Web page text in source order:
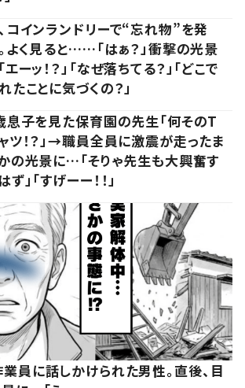
コインランドリーで“忘れ物”を発
よく見ると……「はぁ？」衝撃の光景
エーッ！？」「なぜ落ちてる？」「どこで
たことに気づくの？」
息子を見た保育園の先生「何そのT
ツ！？」→職員全員に激震が走ったま
の光景に…「そりゃ先生も大興奮す
ず」「すげーー！！」
員に話しかけられた男性。直後、目